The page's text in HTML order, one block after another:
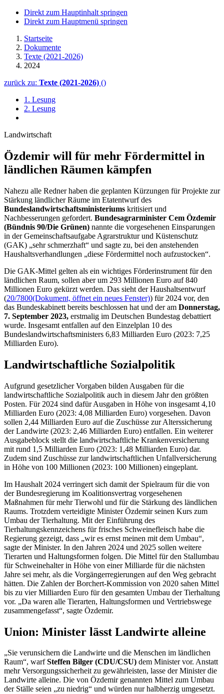
Direkt zum Hauptinhalt springen
Direkt zum Hauptmenü springen
Startseite
Dokumente
Texte (2021-2026)
2024
zurück zu: Texte (2021-2026) ()
1. Lesung
2. Lesung
Landwirtschaft
Özdemir will für mehr Fördermittel in
ländlichen Räumen kämpfen
Nahezu alle Redner haben die geplanten Kürzungen für Projekte zur
Stärkung ländlicher Räume im Etatentwurf des
Bundeslandwirtschaftsministeriums kritisiert und
Nachbesserungen gefordert. Bundesagrarminister Cem Özdemir
(Bündnis 90/Die Grünen) nannte die vorgesehenen Einsparungen
in der Gemeinschaftsaufgabe Agrarstruktur und Küstenschutz
(GAK) „sehr schmerzhaft“ und sagte zu, bei den anstehenden
Haushaltsverhandlungen „diese Fördermittel noch aufzustocken“.
Die GAK-Mittel gelten als ein wichtiges Förderinstrument für den
ländlichen Raum, sollen aber um 293 Millionen Euro auf 840
Millionen Euro gekürzt werden. Das sieht der Haushaltsentwurf
(20/7800(Dokument, öffnet ein neues Fenster)) für 2024 vor, den
das Bundeskabinett bereits beschlossen hat und der am Donnerstag,
7. September 2023, erstmalig im Deutschen Bundestag debattiert
wurde. Insgesamt entfallen auf den Einzelplan 10 des
Bundeslandwirtschaftsministers 6,83 Milliarden Euro (2023: 7,25
Milliarden Euro).
Landwirtschaftliche Sozialpolitik
Aufgrund gesetzlicher Vorgaben bilden Ausgaben für die
landwirtschaftliche Sozialpolitik auch in diesem Jahr den größten
Posten. Für 2024 sind dafür Ausgaben in Höhe von insgesamt 4,10
Milliarden Euro (2023: 4,08 Milliarden Euro) vorgesehen. Davon
sollen 2,44 Milliarden Euro auf die Zuschüsse zur Alterssicherung
der Landwirte (2023: 2,46 Milliarden Euro) entfallen. Ein weiterer
Ausgabeblock stellt die landwirtschaftliche Krankenversicherung
mit rund 1,5 Milliarden Euro (2023: 1,48 Milliarden Euro) dar.
Zudem sind Zuschüsse zur landwirtschaftlichen Unfallversicherung
in Höhe von 100 Millionen (2023: 100 Millionen) eingeplant.
Im Haushalt 2024 verringert sich damit der Spielraum für die von
der Bundesregierung im Koalitionsvertrag vorgesehenen
Maßnahmen für mehr Tierwohl und für die Stärkung des ländlichen
Raums. Trotzdem verteidigte Minister Özdemir seinen Kurs zum
Umbau der Tierhaltung. Mit der Einführung des
Tierhaltungskennzeichens für frisches Schweinefleisch habe die
Regierung gezeigt, dass „wir es ernst meinen mit dem Umbau“,
sagte der Minister. In den Jahren 2024 und 2025 sollen weitere
Tierarten und Haltungsformen folgen. Die Mittel für den Stallumbau
für Schweinehalter in Höhe von einer Milliarde für die nächsten
Jahre sei mehr, als die Vorgängerregierungen auf den Weg gebracht
hätten. Die Zahlen der Borchert-Kommission von 2020 sahen Mittel
bis zu vier Milliarden Euro für den gesamten Umbau der Tierhaltung
vor. „Da waren alle Tierarten, Haltungsformen und Vertriebswege
zusammengefasst“, sagte Özdemir.
Union: Minister lässt Landwirte alleine
„Sie verunsichern die Landwirte und die Menschen im ländlichen
Raum“, warfSteffen Bilger (CDU/CSU) dem Minister vor. Anstatt
mehr Versorgungssicherheit zu gewährleisten, lasse der Minister die
Landwirte alleine. Die von Özdemir genannten Mittel zum Umbau
der Ställe seien „zu niedrig“ und würden nur halbherzig umgesetzt.